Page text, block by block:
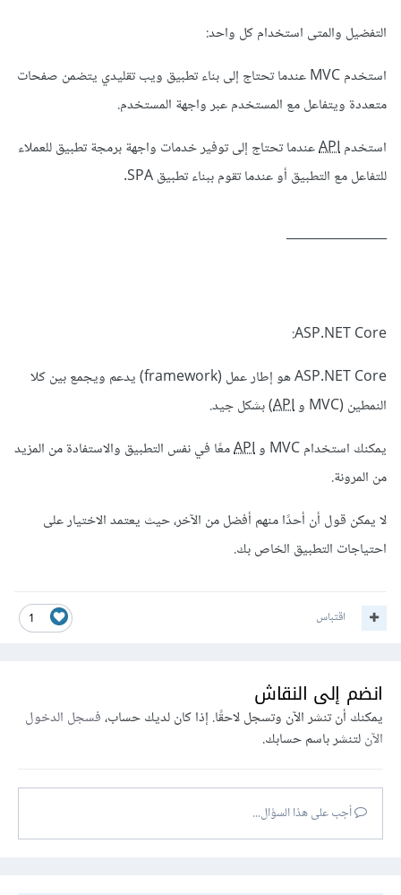
التفضيل والمتى استخدام كل واحد:
استخدم MVC عندما تحتاج إلى بناء تطبيق ويب تقليدي يتضمن صفحات
متعددة ويتفاعل مع المستخدم عبر واجهة المستخدم.
استخدمAPIعندما تحتاج إلى توفير خدمات واجهة برمجة تطبيق للعملاء
للتفاعل مع التطبيق أو عندما تقوم ببناء تطبيق SPA.
________________
ASP.NET Core:
ASP.NET Core هو إطار عمل (framework) يدعم ويجمع بين كلا
النمطين (MVC و
API) بشكل جيد.
يمكنك استخدام MVC و
APIمعًا في نفس التطبيق والاستفادة من المزيد
من المرونة.
لا يمكن قول أن أحدًا منهم أفضل من الآخر، حيث يعتمد الاختيار على
احتياجات التطبيق الخاص بك.
1 اقتباس
انضم إلى النقاش
يمكنك أن تنشر الآن وتسجل لاحقًا. إذا كان لديك حساب،فسجل الدخول
الآنلتنشر باسم حسابك.
أجب على هذا السؤال...